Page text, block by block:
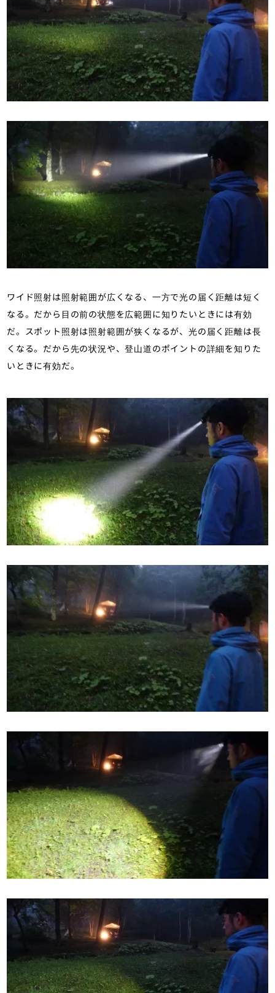
ワイド照射は照射範囲が広くなる、一方で光の届く距離は短く
なる。だから目の前の状態を広範囲に知りたいときには有効
だ。スポット照射は照射範囲が狭くなるが、光の届く距離は長
くなる。だから先の状況や、登山道のポイントの詳細を知りた
いときに有効だ。